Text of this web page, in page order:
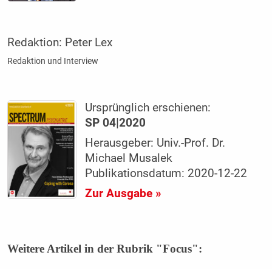
Redaktion: Peter Lex
Redaktion und Interview
Ursprünglich erschienen:
SP 04|2020
Herausgeber: Univ.-Prof. Dr.
Michael Musalek
Publikationsdatum: 2020-12-22
Zur Ausgabe »
Weitere Artikel in der Rubrik "Focus":